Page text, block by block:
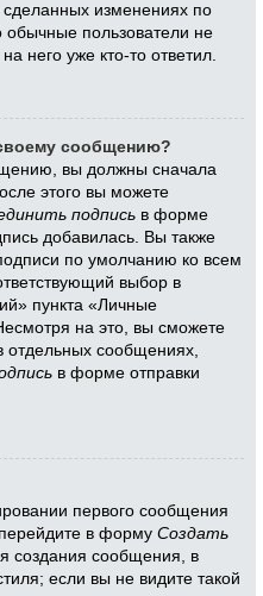
сделанных изменениях по
обычные пользователи не
него уже кто-то ответил.
сообщению?
вы должны сначала
этого вы можете
подпись в форме
добавилась. Вы также
по умолчанию ко всем
выбор в
пункта «Личные
на это, вы сможете
отдельных сообщениях,
в форме отправки
первого сообщения
в формуСоздать
создания сообщения, в
если вы не видите такой